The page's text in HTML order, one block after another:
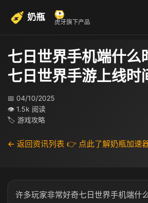
奶瓶 虎牙旗下产品
七日世界手机端什么
七日世界手游上线时
📅 04/10/2025
👁 1.5k 阅读
🏷 游戏攻略
← 返回资讯列表 👉 点此了解奶瓶加速
许多玩家非常好奇七日世界手机端什